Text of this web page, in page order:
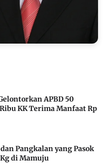
APBD 50
KK Terima Manfaat Rp
Pangkalan yang Pasok
di Mamuju